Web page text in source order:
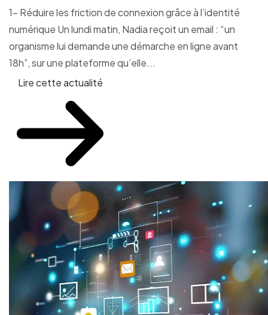
1- Réduire les friction de connexion grâce à l’identité
numérique Un lundi matin, Nadia reçoit un email : “un
organisme lui demande une démarche en ligne avant
18h”, sur une plateforme qu’elle...
Lire cette actualité